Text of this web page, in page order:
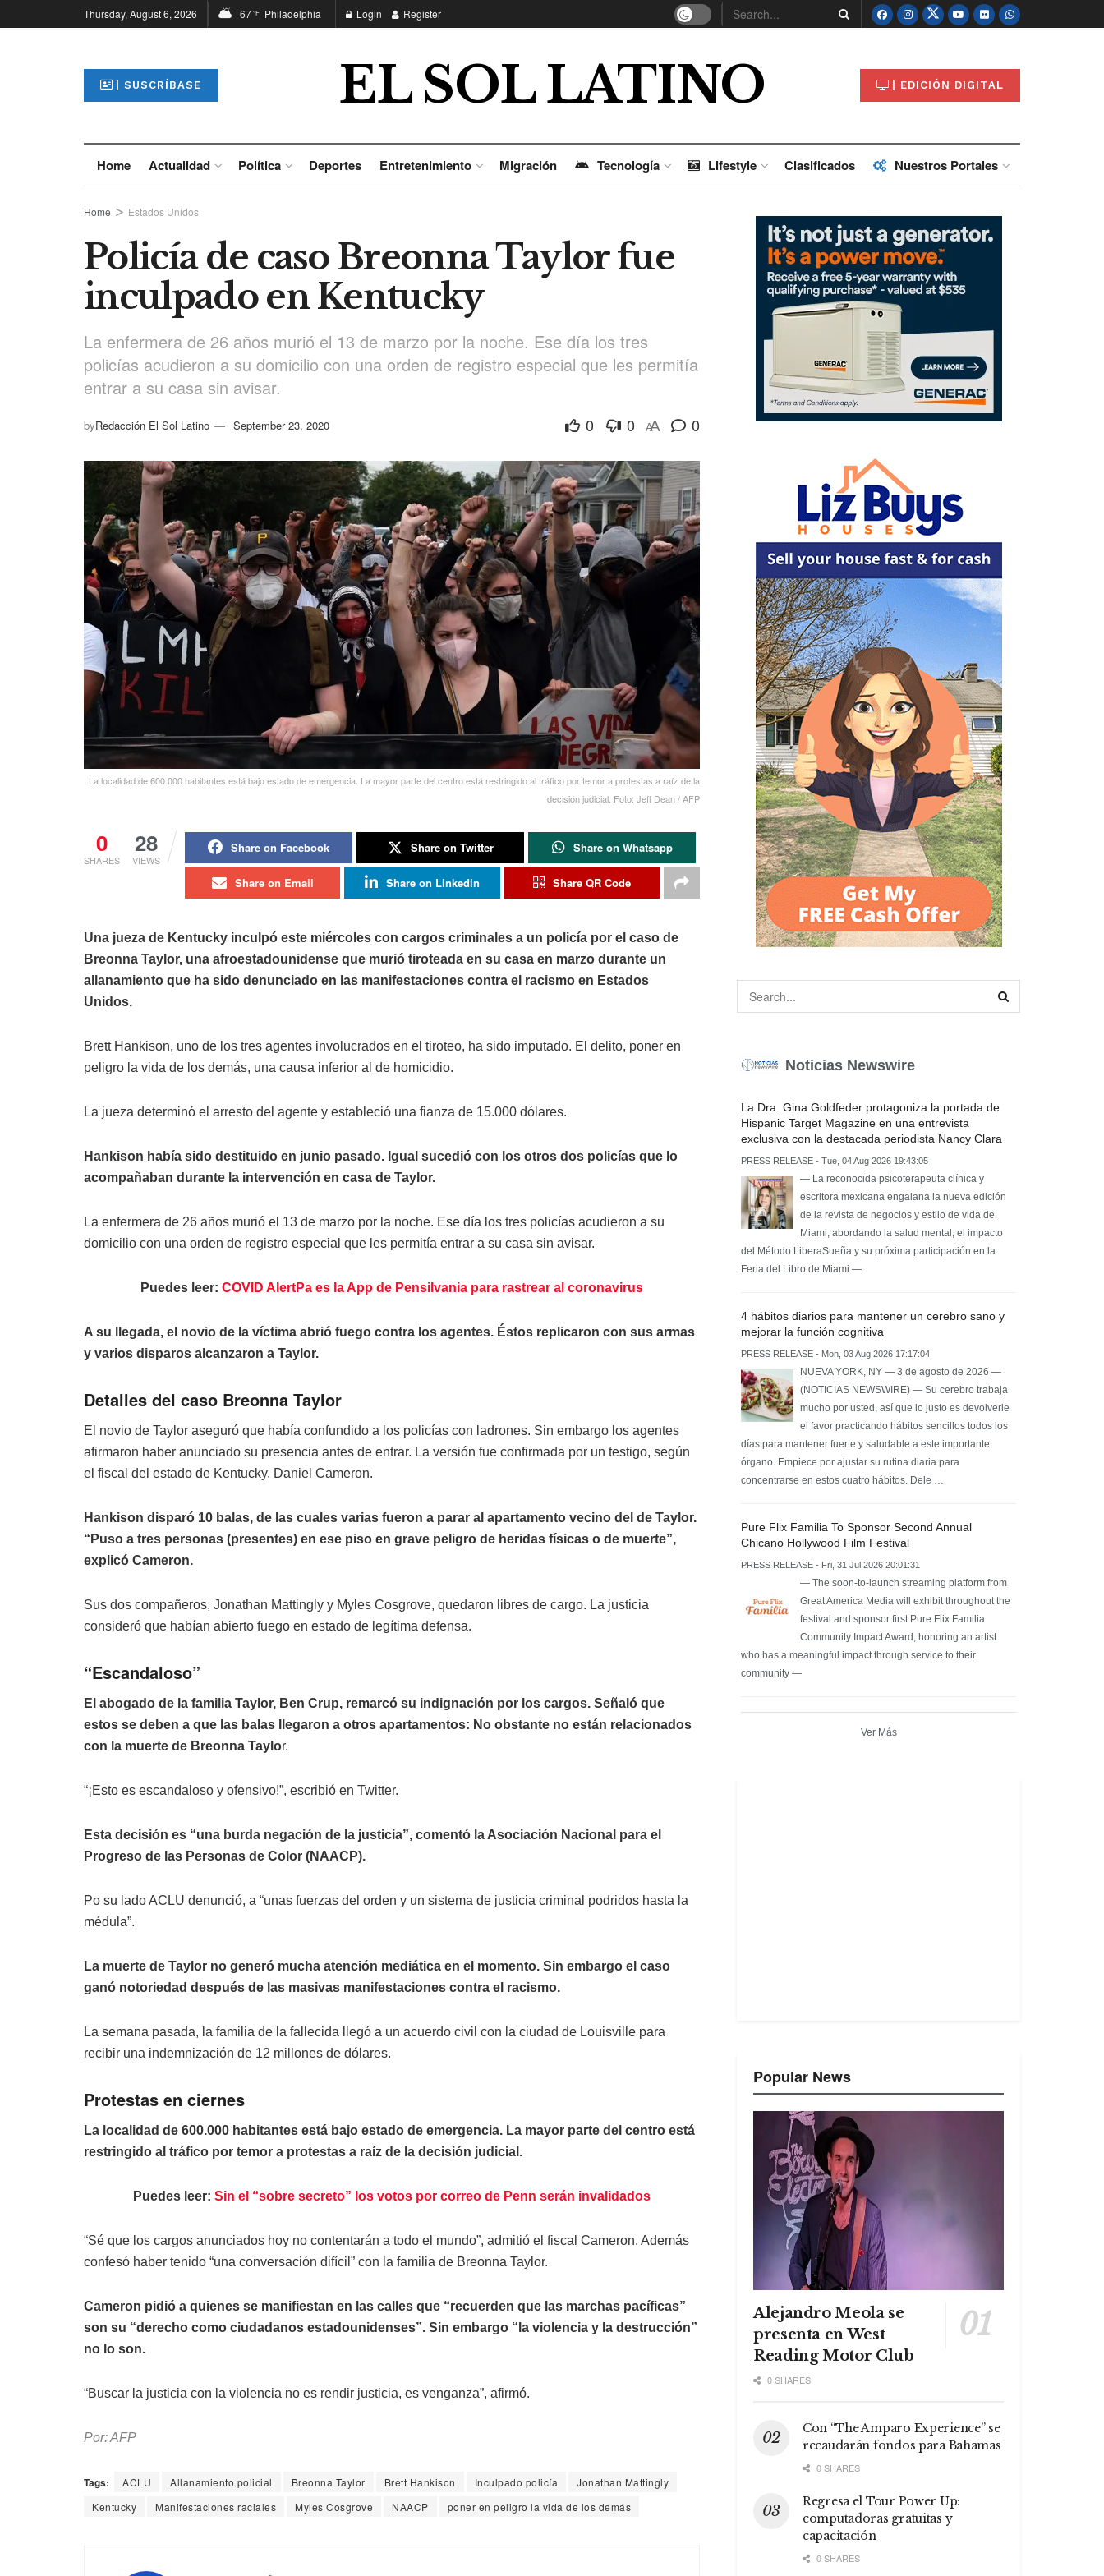
Thursday, August 6, 2026 67°F Philadelphia Login Register
| SUSCRÍBASE EL SOL LATINO | EDICIÓN DIGITAL
Home Actualidad Política Deportes Entretenimiento Migración Tecnología Lifestyle Clasificados Nuestros Portales
Home Estados Unidos
Policía de caso Breonna Taylor fue
inculpado en Kentucky
La enfermera de 26 años murió el 13 de marzo por la noche. Ese día los tres
policías acudieron a su domicilio con una orden de registro especial que les permitía
entrar a su casa sin avisar.
byRedacción El Sol Latino September 23, 2020 0 0 AA 0
La localidad de 600.000 habitantes está bajo estado de emergencia. La mayor parte del centro está restringido al tráfico por temor a protestas a raíz de la
decisión judicial. Foto: Jeff Dean / AFP
0
SHARES
28
VIEWS
Share on Facebook Share on Twitter Share on Whatsapp
Share on Email Share on Linkedin Share QR Code
Una jueza de Kentucky inculpó este miércoles con cargos criminales a un policía por el caso de
Breonna Taylor, una afroestadounidense que murió tiroteada en su casa en marzo durante un
allanamiento que ha sido denunciado en las manifestaciones contra el racismo en Estados
Unidos.
Brett Hankison, uno de los tres agentes involucrados en el tiroteo, ha sido imputado. El delito, poner en
peligro la vida de los demás, una causa inferior al de homicidio.
La jueza determinó el arresto del agente y estableció una fianza de 15.000 dólares.
Hankison había sido destituido en junio pasado. Igual sucedió con los otros dos policías que lo
acompañaban durante la intervención en casa de Taylor.
La enfermera de 26 años murió el 13 de marzo por la noche. Ese día los tres policías acudieron a su
domicilio con una orden de registro especial que les permitía entrar a su casa sin avisar.
Puedes leer: COVID AlertPa es la App de Pensilvania para rastrear al coronavirus
A su llegada, el novio de la víctima abrió fuego contra los agentes. Éstos replicaron con sus armas
y varios disparos alcanzaron a Taylor.
Detalles del caso Breonna Taylor
El novio de Taylor aseguró que había confundido a los policías con ladrones. Sin embargo los agentes
afirmaron haber anunciado su presencia antes de entrar. La versión fue confirmada por un testigo, según
el fiscal del estado de Kentucky, Daniel Cameron.
Hankison disparó 10 balas, de las cuales varias fueron a parar al apartamento vecino del de Taylor.
“Puso a tres personas (presentes) en ese piso en grave peligro de heridas físicas o de muerte”,
explicó Cameron.
Sus dos compañeros, Jonathan Mattingly y Myles Cosgrove, quedaron libres de cargo. La justicia
consideró que habían abierto fuego en estado de legítima defensa.
“Escandaloso”
El abogado de la familia Taylor, Ben Crup, remarcó su indignación por los cargos. Señaló que
estos se deben a que las balas llegaron a otros apartamentos: No obstante no están relacionados
con la muerte de Breonna Taylor.
“¡Esto es escandaloso y ofensivo!”, escribió en Twitter.
Esta decisión es “una burda negación de la justicia”, comentó la Asociación Nacional para el
Progreso de las Personas de Color (NAACP).
Po su lado ACLU denunció, a “unas fuerzas del orden y un sistema de justicia criminal podridos hasta la
médula”.
La muerte de Taylor no generó mucha atención mediática en el momento. Sin embargo el caso
ganó notoriedad después de las masivas manifestaciones contra el racismo.
La semana pasada, la familia de la fallecida llegó a un acuerdo civil con la ciudad de Louisville para
recibir una indemnización de 12 millones de dólares.
Protestas en ciernes
La localidad de 600.000 habitantes está bajo estado de emergencia. La mayor parte del centro está
restringido al tráfico por temor a protestas a raíz de la decisión judicial.
Puedes leer: Sin el “sobre secreto” los votos por correo de Penn serán invalidados
“Sé que los cargos anunciados hoy no contentarán a todo el mundo”, admitió el fiscal Cameron. Además
confesó haber tenido “una conversación difícil” con la familia de Breonna Taylor.
Cameron pidió a quienes se manifiestan en las calles que “recuerden que las marchas pacíficas”
son su “derecho como ciudadanos estadounidenses”. Sin embargo “la violencia y la destrucción”
no lo son.
“Buscar la justicia con la violencia no es rendir justicia, es venganza”, afirmó.
Por: AFP
Tags: ACLU Allanamiento policial Breonna Taylor Brett Hankison Inculpado policía
Jonathan Mattingly
Kentucky
Manifestaciones raciales Myles Cosgrove NAACP poner en peligro la vida de los demás
Noticias Newswire
La Dra. Gina Goldfeder protagoniza la portada de
Hispanic Target Magazine en una entrevista
exclusiva con la destacada periodista Nancy Clara
PRESS RELEASE - Tue, 04 Aug 2026 19:43:05
— La reconocida psicoterapeuta clínica y
escritora mexicana engalana la nueva edición
de la revista de negocios y estilo de vida de
Miami, abordando la salud mental, el impacto
del Método LiberaSueña y su próxima participación en la
Feria del Libro de Miami —
4 hábitos diarios para mantener un cerebro sano y
mejorar la función cognitiva
PRESS RELEASE - Mon, 03 Aug 2026 17:17:04
NUEVA YORK, NY — 3 de agosto de 2026 —
(NOTICIAS NEWSWIRE) — Su cerebro trabaja
mucho por usted, así que lo justo es devolverle
el favor practicando hábitos sencillos todos los
días para mantener fuerte y saludable a este importante
órgano. Empiece por ajustar su rutina diaria para
concentrarse en estos cuatro hábitos. Dele …
Pure Flix Familia To Sponsor Second Annual
Chicano Hollywood Film Festival
PRESS RELEASE - Fri, 31 Jul 2026 20:01:31
— The soon-to-launch streaming platform from
Great America Media will exhibit throughout the
festival and sponsor first Pure Flix Familia
Community Impact Award, honoring an artist
who has a meaningful impact through service to their
community —
Ver Más
Popular News
Alejandro Meola se
presenta en West
Reading Motor Club
0 SHARES
Con “The Amparo Experience” se
recaudarán fondos para Bahamas
0 SHARES
Regresa el Tour Power Up:
computadoras gratuitas y
capacitación
0 SHARES